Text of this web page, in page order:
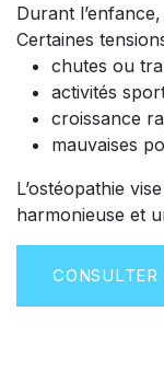
Durant
Certaines
chutes ou
activités
croissance
mauvaises
L’ostéopathie
harmonieuse et
CONSULTER